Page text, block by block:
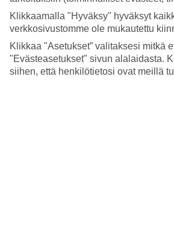
8/13
Klikkaamalla "Hyväksy" hyväksyt
verkkosivustomme ole mukautettu
Klikkaa "Asetukset” valitaksesi mitkä
"Evästeasetukset" sivun alalaidasta.
siihen, että henkilötietosi ovat meillä